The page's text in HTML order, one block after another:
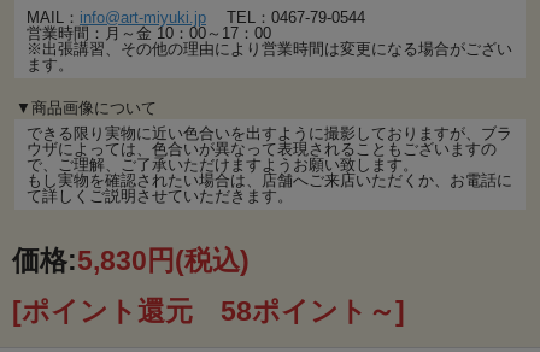
MAIL： info@art-miyuki.jp TEL：0467-79-0544
営業時間：月～金 10：00～17：00
※出張講習、その他の理由により営業時間は変更になる場合がござい
ます。
▼商品画像について
できる限り実物に近い色合いを出すように撮影しておりますが、ブラ
ウザによっては、色合いが異なって表現されることもございますの
で、ご理解、ご了承いただけますようお願い致します。
もし実物を確認されたい場合は、店舗へご来店いただくか、お電話に
て詳しくご説明させていただきます。
価格:5,830円(税込)
[ポイント還元 58ポイント～]